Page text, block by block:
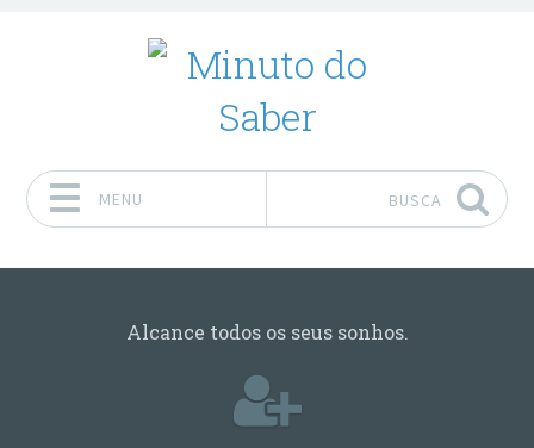
MENU BUSCA
Alcance todos os seus sonhos.